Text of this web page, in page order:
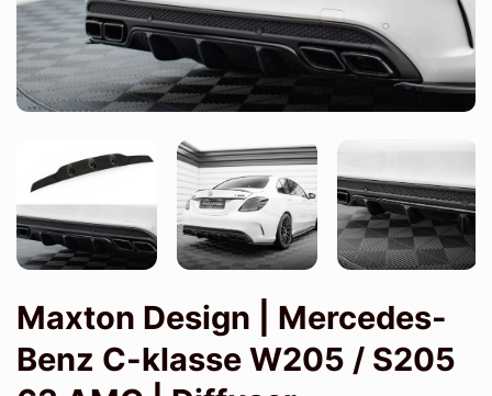
Maxton Design | Mercedes-
Benz C-klasse W205 / S205